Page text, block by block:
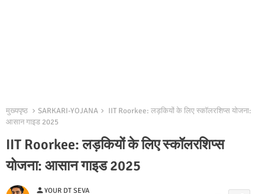
मुख्यपृष्ठ SARKARI-YOJANA
IIT Roorkee: लड़कियों के लिए स्कॉलरशिप्स योजना:
आसान गाइड 2025
IIT Roorkee: लड़कियों के लिए स्कॉलरशिप्स
योजना: आसान गाइड 2025
personYOUR DT SEVA